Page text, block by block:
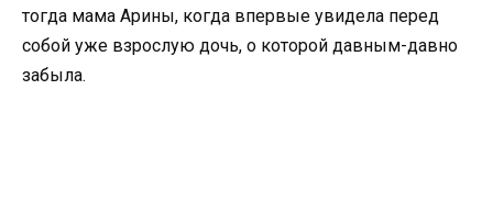
тогда мама Арины, когда впервые увидела перед
собой уже взрослую дочь, о которой давным-давно
забыла.